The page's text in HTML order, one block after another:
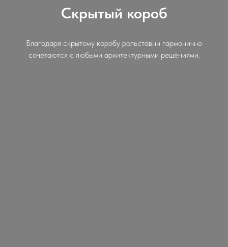
Скрытый короб
Благодаря скрытому коробу рольставни гармонично
сочетаются с любыми архитектурными решениями.